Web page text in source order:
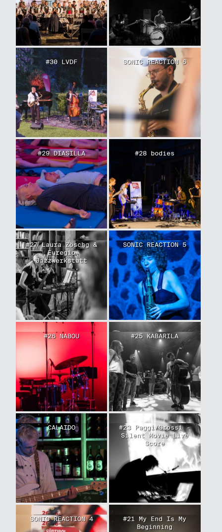
#30 LVDF SONIC REACTION 6
#29 DIASILLA #28 bodies
#27 Laura Zöschg &
Euregio
Jazzwerkstatt
SONIC REACTION 5
#26 NABOU #25 KABARILA
CALAIDO
#23 Paggi/Grossi -
Silent Movie Live
Score
SONIC REACTION 4
#21 My End Is My
Beginning